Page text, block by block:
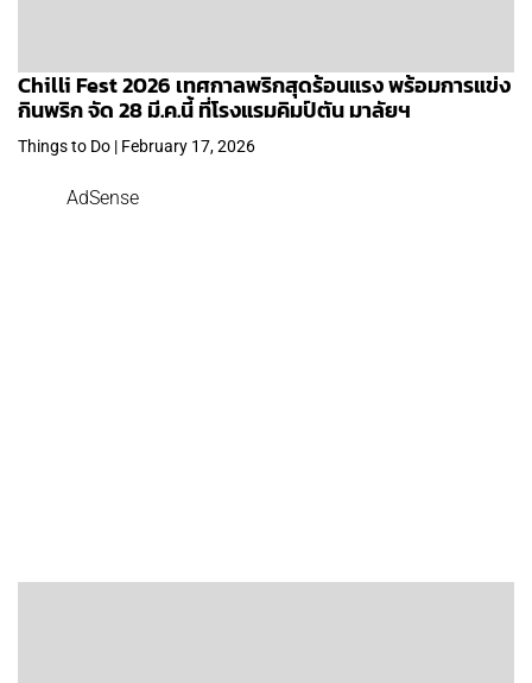
Chilli Fest 2026 เทศกาลพริกสุดร้อนแรง พร้อมการแข่ง
กินพริก จัด 28 มี.ค.นี้ ที่โรงแรมคิมป์ตัน มาลัยฯ
Things to Do | February 17, 2026
AdSense